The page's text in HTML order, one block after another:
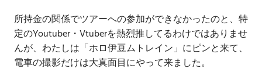
所持金の関係でツアーへの参加ができなかったのと、特
定のYoutuber・Vtuberを熱烈推してるわけではありませ
んが、わたしは「ホロ伊豆ムトレイン」にピンと来て、
電車の撮影だけは大真面目にやって来ました。